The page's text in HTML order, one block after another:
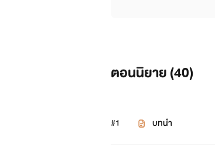
ตอนนิยาย (40)
#1 บทนำ